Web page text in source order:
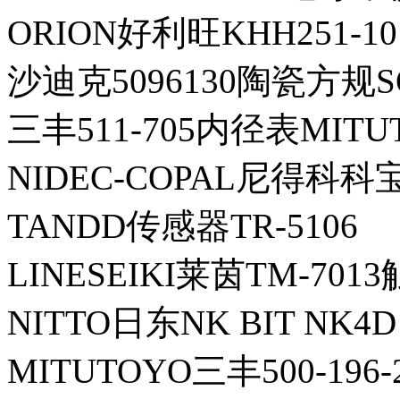
ORION好利旺KHH251-
沙迪克5096130陶瓷方规
三丰511-705内径表
NIDEC-COPAL尼得科科
TANDD传感器TR-5106
LINESEIKI莱茵TM-7013
NITTO日东NK BIT
MITUTOYO三丰500-